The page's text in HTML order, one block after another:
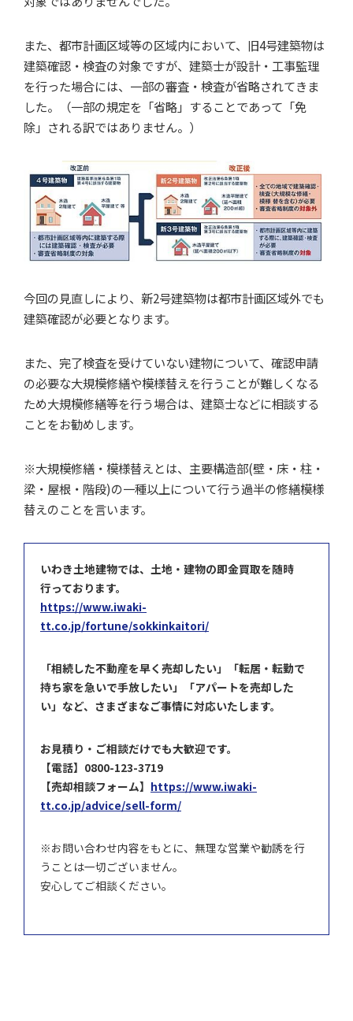
また、都市計画区域等の区域内において、旧4号建築物は
建築確認・検査の対象ですが、建築士が設計・工事監理
を行った場合には、一部の審査・検査が省略されてきま
した。（一部の規定を「省略」することであって「免
除」される訳ではありません。）
今回の見直しにより、新2号建築物は都市計画区域外でも
建築確認が必要となります。
また、完了検査を受けていない建物について、確認申請
の必要な大規模修繕や模様替えを行うことが難しくなる
ため大規模修繕等を行う場合は、建築士などに相談する
ことをお勧めします。
※大規模修繕・模様替えとは、主要構造部(壁・床・柱・
梁・屋根・階段)の一種以上について行う過半の修繕模様
替えのことを言います。
いわき土地建物では、土地・建物の即金買取を随時
行っております。
https://www.iwaki-
tt.co.jp/fortune/sokkinkaitori/
「相続した不動産を早く売却したい」「転居・転勤で
持ち家を急いで手放したい」「アパートを売却した
い」など、 さまざまなご事情に対応いたします。
お見積り・ご相談だけでも大歓迎です。
【電話】0800-123-3719
【売却相談フォーム】 https://www.iwaki-
tt.co.jp/advice/sell-form/
※お問い合わせ内容をもとに、無理な営業や勧誘を行
うことは一切ございません。
安心してご相談ください。